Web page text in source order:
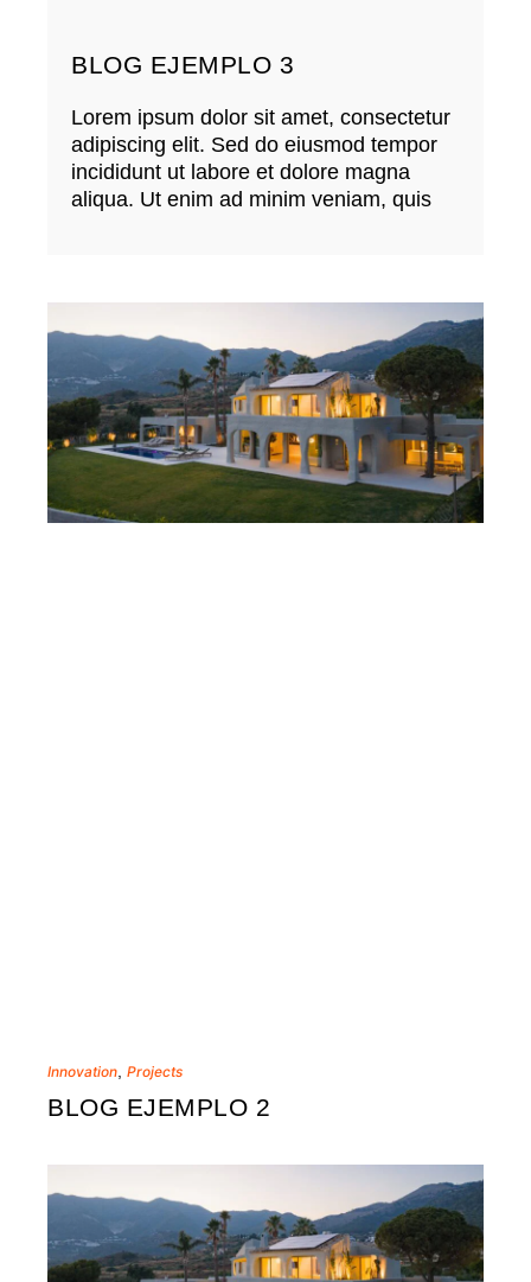
BLOG EJEMPLO 3
Lorem ipsum dolor sit amet, consectetur
adipiscing elit. Sed do eiusmod tempor
incididunt ut labore et dolore magna
aliqua. Ut enim ad minim veniam, quis
Innovation ,Projects
BLOG EJEMPLO 2